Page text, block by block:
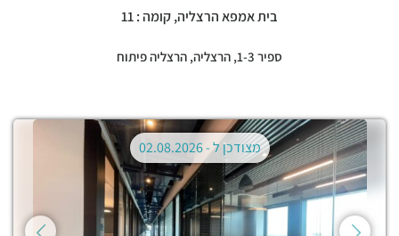
בית אמפא הרצליה, קומה : 11
ספיר 1-3, הרצליה, הרצליה פיתוח
מצודכן ל -02.08.2026